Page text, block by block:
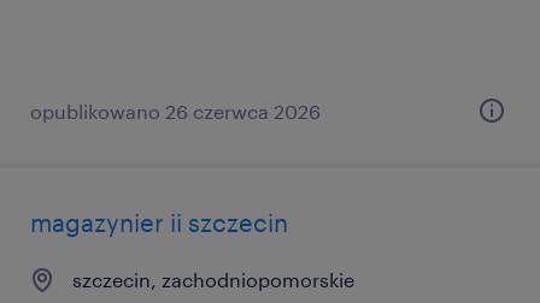
opublikowano 26 czerwca 2026
magazynier ii szczecin
szczecin, zachodniopomorskie